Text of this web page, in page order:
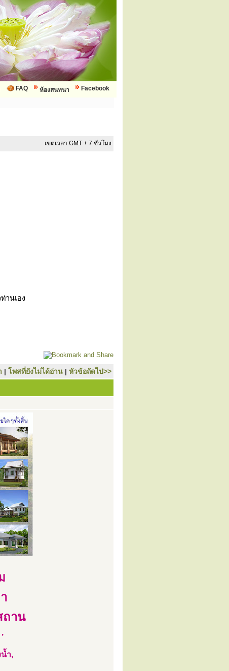
Facebook
ห้องสนทนา
FAQ
เขตเวลา GMT + 7 ชั่วโมง
านเอง
| โพสที่ยังไม่ได้อ่าน | หัวข้อถัดไป>>
ถาน
ำ,